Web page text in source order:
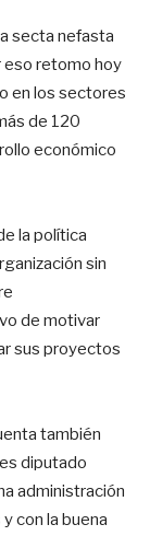
secta nefasta
eso retomo hoy
en los sectores
de 120
económico
la política
sin
de motivar
sus proyectos
también
diputado
administración
con la buena